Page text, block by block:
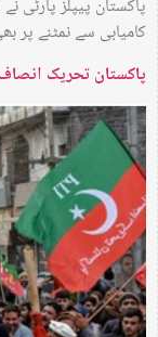
پاکستان پیپلز پارٹی
کامیابی سے نمٹنے پر
پاکستان تحریک